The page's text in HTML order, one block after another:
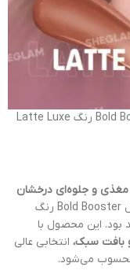
و جلوه‌ای درخشان
لیپ پلامپر حجم دهنده لب شیگلم مدل Bold Booster رنگ
بافت سبک، انتخابی عالی
محسوب می‌شود.